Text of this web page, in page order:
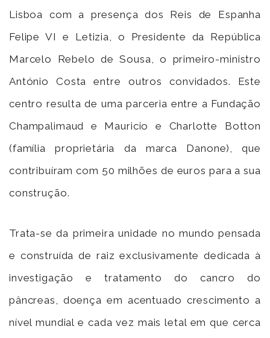
Lisboa com a presença dos Reis de Espanha
Felipe VI e Letizia, o Presidente da República
Marcelo Rebelo de Sousa, o primeiro-ministro
António Costa entre outros convidados. Este
centro resulta de uma parceria entre a Fundação
Champalimaud e Mauricio e Charlotte Botton
(família proprietária da marca Danone), que
contribuíram com 50 milhões de euros para a sua
construção.
Trata-se da primeira unidade no mundo pensada
e construída de raiz exclusivamente dedicada à
investigação e tratamento do cancro do
pâncreas, doença em acentuado crescimento a
nível mundial e cada vez mais letal em que cerca